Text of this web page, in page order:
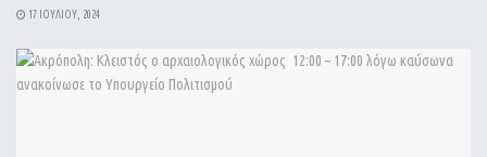
17 ΙΟΥΛΊΟΥ, 2024